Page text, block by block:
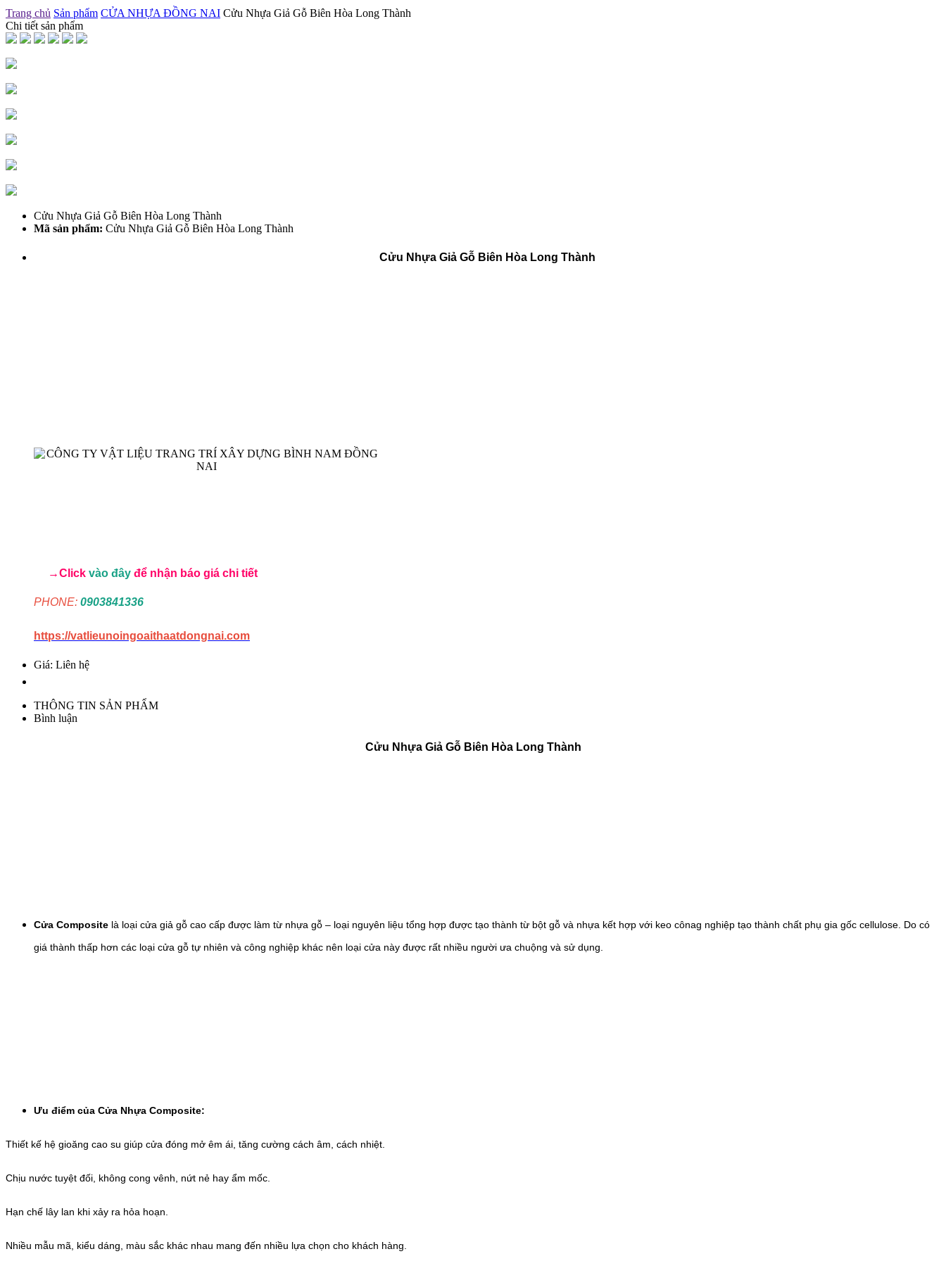
Trang chủ Sản phẩm CỬA NHỰA ĐỒNG NAI Cửu Nhựa Giả Gỗ Biên Hòa Long Thành
Chi tiết sản phẩm
Cửu Nhựa Giả Gỗ Biên Hòa Long Thành
Mã sản phẩm: Cửu Nhựa Giả Gỗ Biên Hòa Long Thành
Cửu Nhựa Giả Gỗ Biên Hòa Long Thành
→Click vào đây để nhận báo giá chi tiết
PHONE: 0903841336
https://vatlieunoingoaithaatdongnai.com
Giá: Liên hệ
THÔNG TIN SẢN PHẨM
Bình luận
Cửu Nhựa Giả Gỗ Biên Hòa Long Thành
Cửa Composite là loại cửa giả gỗ cao cấp được làm từ nhựa gỗ – loại nguyên liệu tổng hợp được tạo thành từ bột gỗ và nhựa kết hợp với keo cônag nghiệp tạo thành chất phụ gia gốc cellulose. Do có
giá thành thấp hơn các loại cửa gỗ tự nhiên và công nghiệp khác nên loại cửa này được rất nhiều người ưa chuộng và sử dụng.
Ưu điểm của Cửa Nhựa Composite:
Thiết kế hệ gioăng cao su giúp cửa đóng mở êm ái, tăng cường cách âm, cách nhiệt.
Chịu nước tuyệt đối, không cong vênh, nứt nẻ hay ẩm mốc.
Hạn chế lây lan khi xảy ra hỏa hoạn.
Nhiều mẫu mã, kiểu dáng, màu sắc khác nhau mang đến nhiều lựa chọn cho khách hàng.